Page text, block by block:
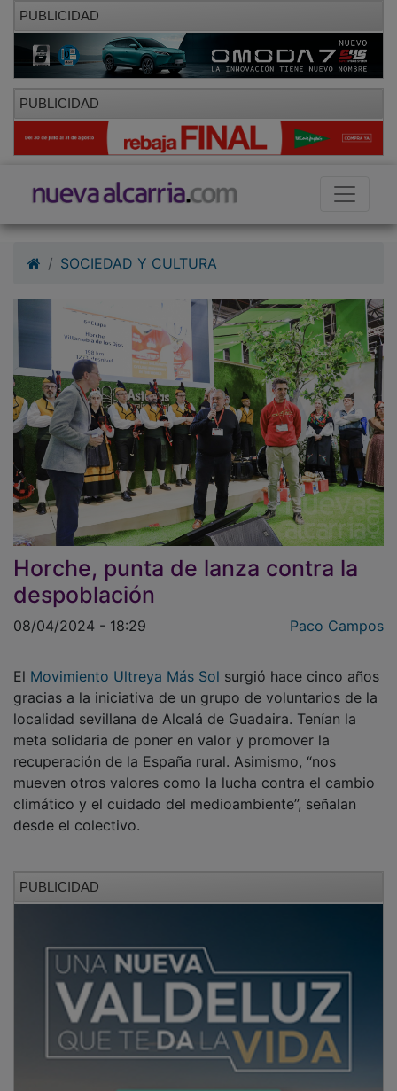
PUBLICIDAD
PUBLICIDAD
Horche, punta de lanza contra la
despoblación
08/04/2024 - 18:29
gracias a la iniciativa de un grupo de voluntarios de la
localidad sevillana de Alcalá de Guadaira. Tenían la
meta solidaria de poner en valor y promover la
recuperación de la España rural. Asimismo, “nos
mueven otros valores como la lucha contra el cambio
climático y el cuidado del medioambiente”, señalan
desde el colectivo.